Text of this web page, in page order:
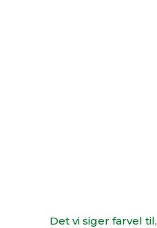
Det vi siger farvel til,